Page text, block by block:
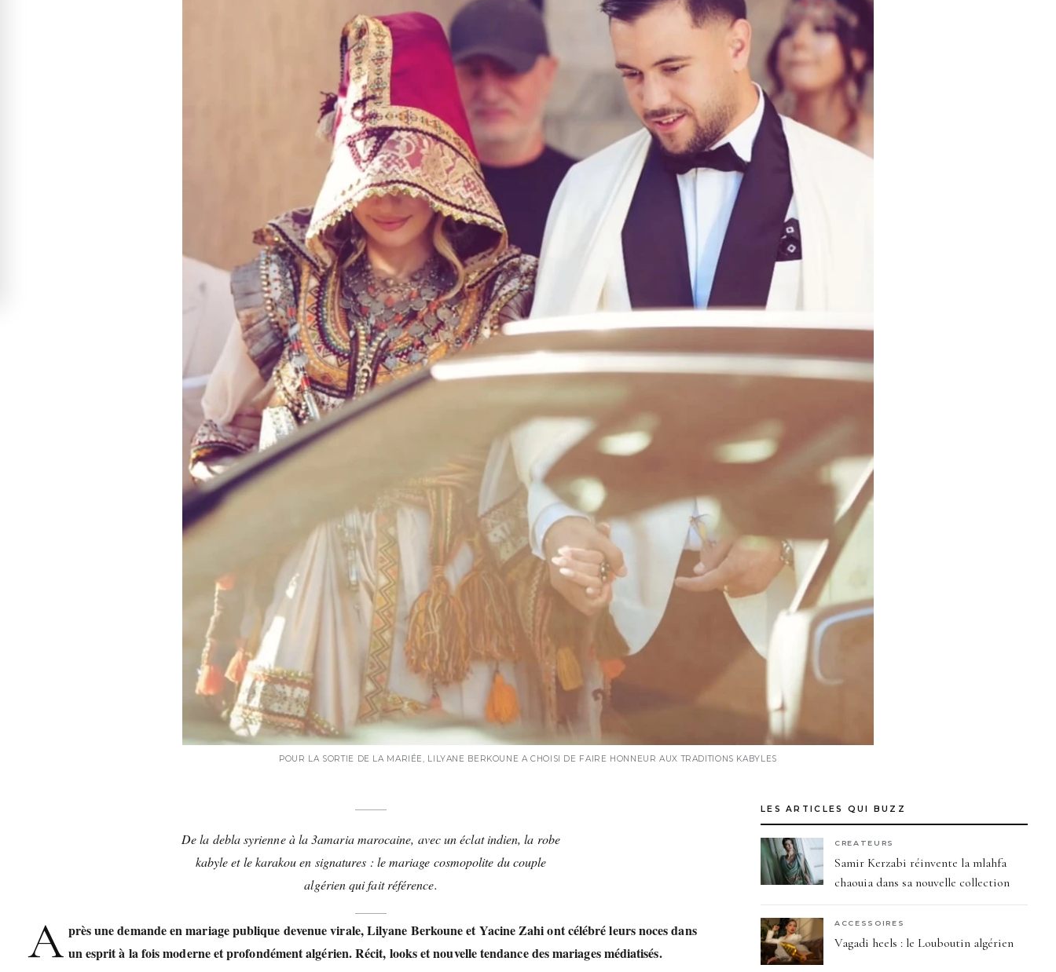
POUR LA SORTIE DE LA MARIÉE, LILYANE BERKOUNE A CHOISI DE FAIRE HONNEUR AUX TRADITIONS KABYLES
De la debla syrienne à la 3amaria marocaine, avec un éclat indien, la robe
kabyle et le karakou en signatures : le mariage cosmopolite du couple
algérien qui fait référence.
A près une demande en mariage publique devenue virale, Lilyane Berkoune et Yacine Zahi ont célébré leurs noces dans
un esprit à la fois moderne et profondément algérien. Récit, looks et nouvelle tendance des mariages médiatisés.
LES ARTICLES QUI BUZZ
CREATEURS
Samir Kerzabi réinvente la mlahfa
chaouia dans sa nouvelle collection
ACCESSOIRES
Vagadi heels : le Louboutin algérien